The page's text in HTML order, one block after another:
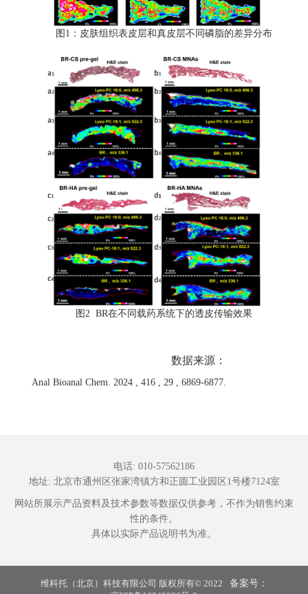
图1：皮肤组织表皮层和真皮层不同磷脂的差异分布
图2 BR在不同载药系统下的透皮传输效果
数据来源：
Anal Bioanal Chem. 2024 , 416 , 29 , 6869-6877.
电话: 010-57562186
地址: 北京市通州区张家湾镇方和正圆工业园区1号楼7124室
网站所展示产品资料及技术参数等数据仅供参考，不作为销售约束
性的条件。
具体以实际产品说明书为准。
维科托（北京）科技有限公司 版权所有© 2022
备案号：